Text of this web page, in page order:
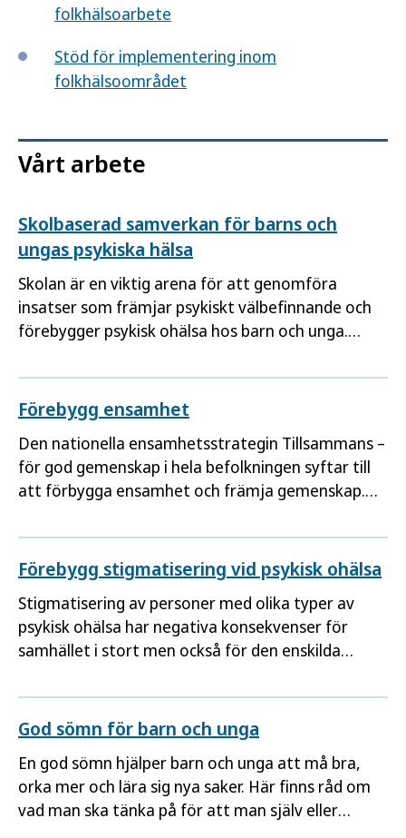
folkhälsoarbete
Stöd för implementering inom
folkhälsoområdet
Vårt arbete
Skolbaserad samverkan för barns och
ungas psykiska hälsa
Skolan är en viktig arena för att genomföra
insatser som främjar psykiskt välbefinnande och
förebygger psykisk ohälsa hos barn och unga.
förutsättningarna för lärandet. Här beskrivs
lärdomar från ett test av ett nytt skolbaserat
arbetssätt, där skolan, hälso- och sjukvården och
socialtjänsten samverkar för barns och ungas
psykiska hälsa.
Förebygg ensamhet
Den nationella ensamhetsstrategin Tillsammans –
för god gemenskap i hela befolkningen syftar till
att förbygga ensamhet och främja gemenskap.
samhällsaktörer inklusive civilsamhälle, kommuner
och myndigheter.
Förebygg stigmatisering vid psykisk ohälsa
Stigmatisering av personer med olika typer av
psykisk ohälsa har negativa konsekvenser för
samhället i stort men också för den enskilda
att förebygga psykisk ohälsa och självmord är
insatser för att minska stigmatiseringen en viktig
del.
God sömn för barn och unga
En god sömn hjälper barn och unga att må bra,
orka mer och lära sig nya saker. Här finns råd om
vad man ska tänka på för att man själv eller